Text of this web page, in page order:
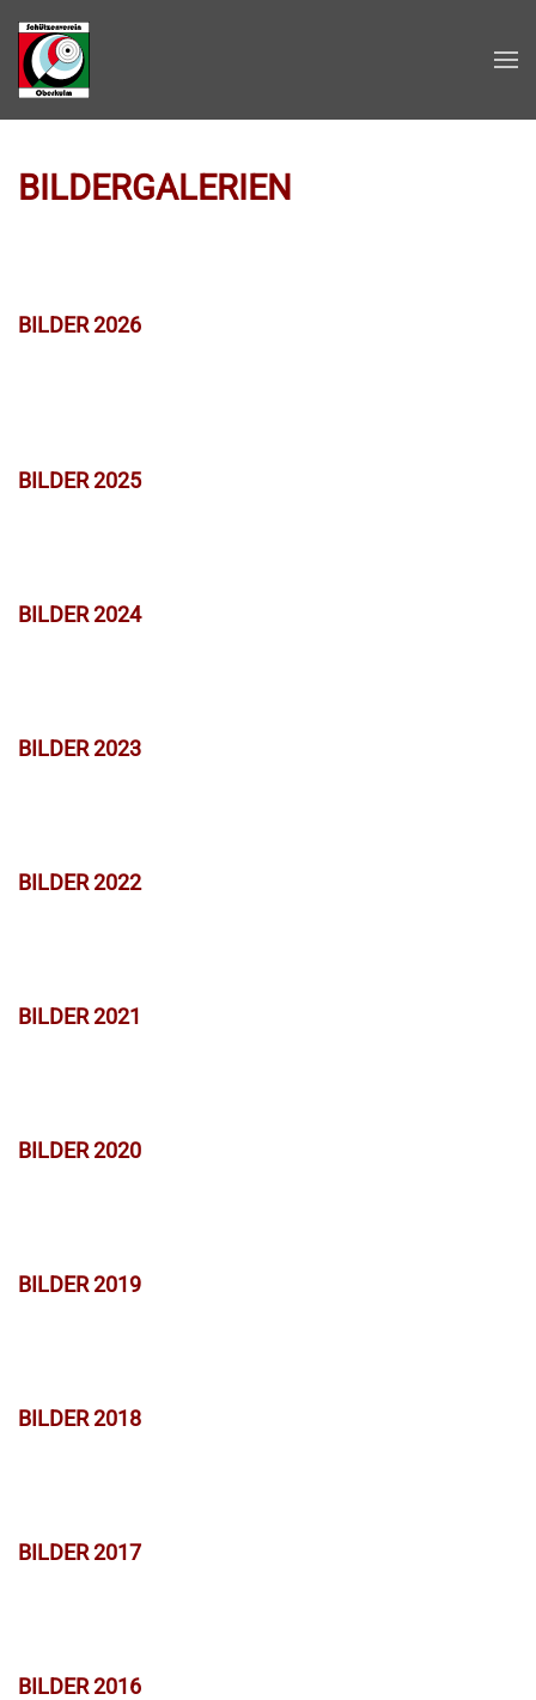
Zum Hauptinhalt springen
BILDERGALERIEN
BILDER 2026
BILDER 2025
BILDER 2024
BILDER 2023
BILDER 2022
BILDER 2021
BILDER 2020
BILDER 2019
BILDER 2018
BILDER 2017
BILDER 2016